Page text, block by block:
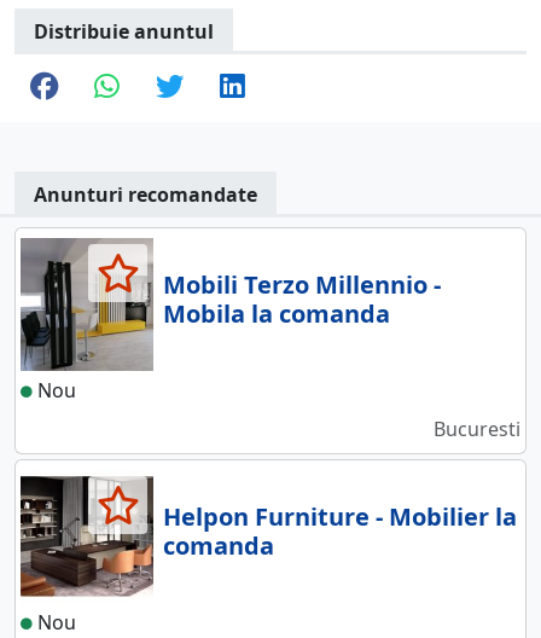
Distribuie anuntul
Anunturi recomandate
Mobili Terzo Millennio -
Mobila la comanda
Nou
Bucuresti
Helpon Furniture - Mobilier la
comanda
Nou